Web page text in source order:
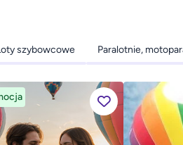
szybowcowe Paralotnie,